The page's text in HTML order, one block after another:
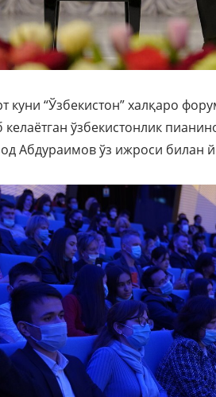
куни “Ўзбекистон” халқаро
ўзбекистонлик
Абдураимов ўз ижроси билан